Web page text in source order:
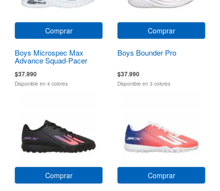
Comprar
Boys Microspec Max
Advance Squad-Pacer
$37.990
Disponible en 4 colores
Comprar
Boys Bounder Pro
$37.990
Disponible en 3 colores
Comprar Comprar